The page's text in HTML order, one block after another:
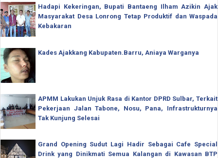
Hadapi Kekeringan, Bupati Bantaeng Ilham Azikin Ajak
Masyarakat Desa Lonrong Tetap Produktif dan Waspada
Kebakaran
Kades Ajakkang Kabupaten.Barru, Aniaya Warganya
APMM Lakukan Unjuk Rasa di Kantor DPRD Sulbar, Terkait
Pekerjaan Jalan Tabone, Nosu, Pana, Infrastrukturnya
Tak Kunjung Selesai
Grand Opening Sudut Lagi Hadir Sebagai Cafe Special
Drink yang Dinikmati Semua Kalangan di Kawasan BTP